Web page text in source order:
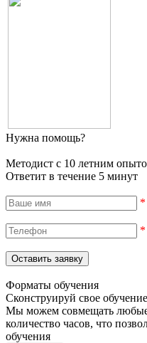
Нужна помощь?
Методист с 10 летним
Ответит в течение 5 минут
*
*
Форматы обучения
Сконструируй свое
Мы можем совмещать любые
количество часов, что
обучения